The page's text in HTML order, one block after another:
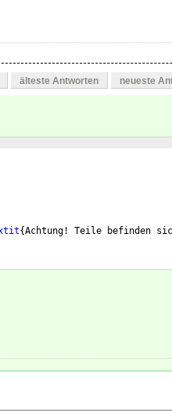
älteste Antworten neueste
{Achtung! Teile befinden